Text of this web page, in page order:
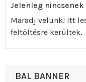
Jelenleg
Maradj velünk! Itt
feltöltésre kerültek.
BAL BANNER